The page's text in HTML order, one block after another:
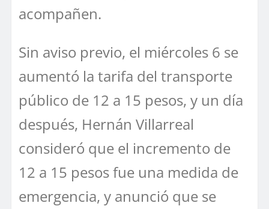
acompañen.
Sin aviso previo, el miércoles 6 se
aumentó la tarifa del transporte
público de 12 a 15 pesos, y un día
después, Hernán Villarreal
consideró que el incremento de
12 a 15 pesos fue una medida de
emergencia, y anunció que se